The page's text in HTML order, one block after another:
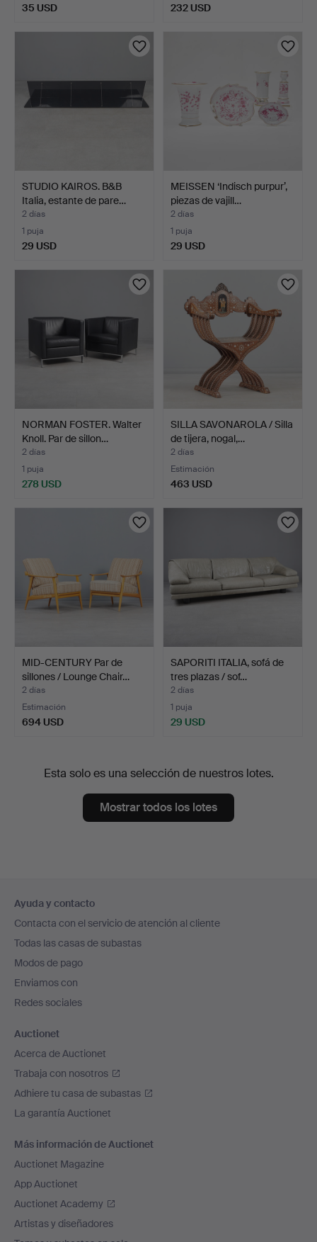
35 USD 232 USD
STUDIO KAIROS. B&B
Italia, estante de pare…
2 días
1 puja
29 USD
MEISSEN ‘Indisch purpur’,
piezas de vajill…
2 días
1 puja
29 USD
NORMAN FOSTER. Walter
Knoll. Par de sillon…
2 días
1 puja
278 USD
SILLA SAVONAROLA / Silla
de tijera, nogal,…
2 días
Estimación
463 USD
MID-CENTURY Par de
sillones / Lounge Chair…
2 días
Estimación
694 USD
SAPORITI ITALIA, sofá de
tres plazas / sof…
2 días
1 puja
29 USD
Esta solo es una selección de nuestros lotes.
Mostrar todos los lotes
en
el
pie
de
página
Ayuda y contacto
Contacta con el servicio de atención al cliente
Todas las casas de subastas
Modos de pago
Enviamos con
Redes sociales
Auctionet
Acerca de Auctionet
Trabaja con nosotros
Adhiere tu casa de subastas
La garantía Auctionet
Más información de Auctionet
Auctionet Magazine
App Auctionet
Auctionet Academy
Artistas y diseñadores